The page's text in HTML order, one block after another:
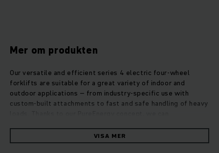
Mer om produkten
Our versatile and efficient series 4 electric four-wheel
forklifts are suitable for a great variety of indoor and
outdoor applications – from industry-specific use with
custom-built attachments to fast and safe handling of heavy
maximum efficiency through the most advanced 3-phase AC
technology combined with compact control and hydraulic
VISA MER